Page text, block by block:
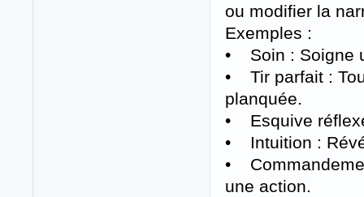
ou modifier la
Exemples :
• Soin : Soigne
• Tir parfait :
planquée.
• Esquive
• Intuition :
•
une action.